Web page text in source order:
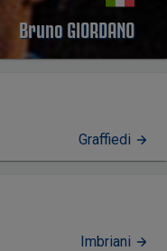
Bruno GIORDANO
Graffiedi
Imbriani